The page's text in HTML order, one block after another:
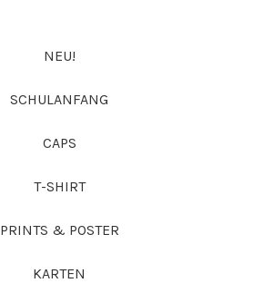
NEU!
SCHULANFANG
CAPS
T-SHIRT
PRINTS & POSTER
KARTEN